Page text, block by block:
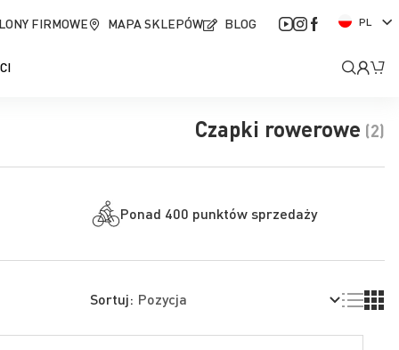
FIRMOWE MAPA SKLEPÓW BLOG
J
y
PL
Moje
Czapki rowerowe (2)
Ponad 400 punktów sprzedaży
Sortuj: Siatka
Lista